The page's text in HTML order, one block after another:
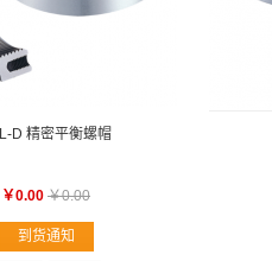
D 精密平衡螺帽
￥0.00 ￥0.00
到货通知